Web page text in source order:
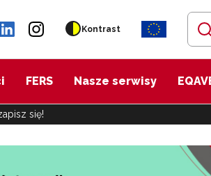
Kontrast
FERS Nasze serwisy
się!